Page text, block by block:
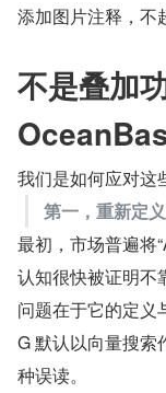
添加图片注释，不
不是叠加
我们是如何应对这
第一，重新定
最初，市场普遍将
认知很快被证明不
问题在于它的定
G 默认以向量搜索
种误读。